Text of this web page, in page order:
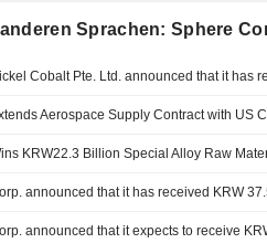
Sprachen: Sphere
Aerospace Supply Contract with US
KRW22.3 Billion Special Alloy Raw